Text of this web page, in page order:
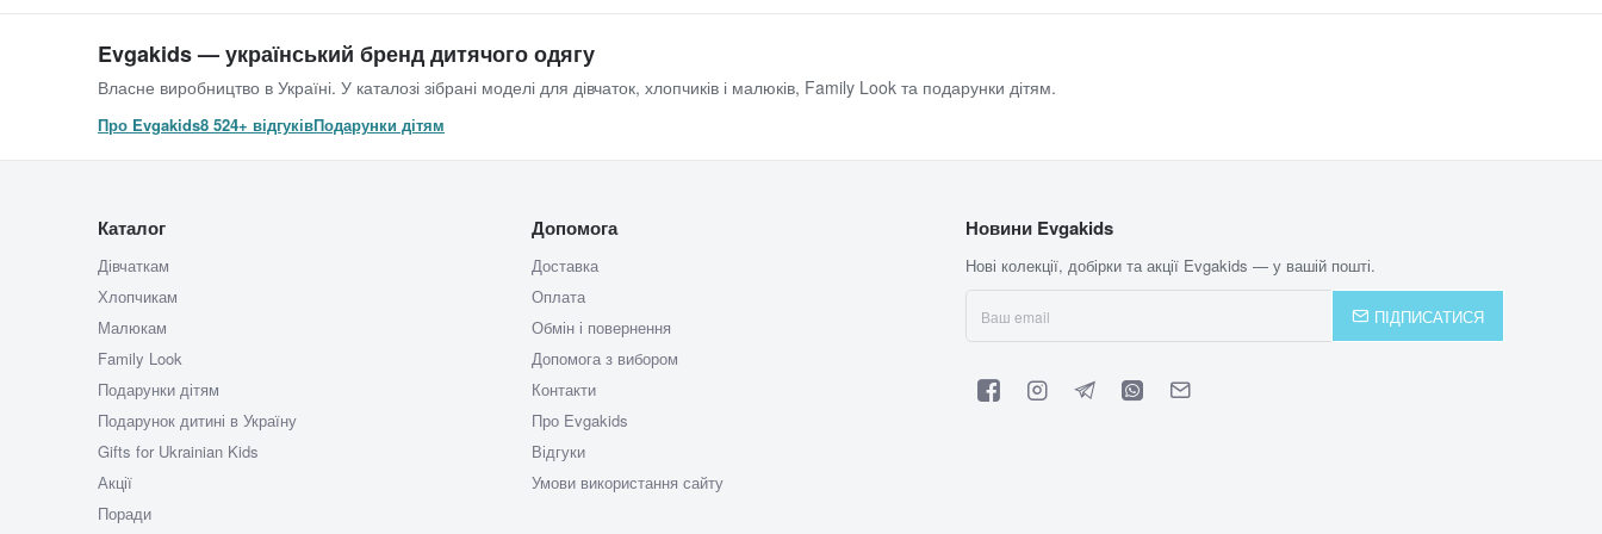
Evgakids — український бренд дитячого одягу
Власне виробництво в Україні. У каталозі зібрані моделі для дівчаток, хлопчиків і малюків, Family Look та подарунки дітям.
Про Evgakids8 524+ відгуківПодарунки дітям
Каталог
Дівчаткам
Хлопчикам
Малюкам
Family Look
Подарунки дітям
Подарунок дитині в Україну
Gifts for Ukrainian Kids
Акції
Поради
Допомога
Доставка
Оплата
Обмін і повернення
Допомога з вибором
Контакти
Про Evgakids
Відгуки
Умови використання сайту
Новини Evgakids
Нові колекції, добірки та акції Evgakids — у вашій пошті.
ПІДПИСАТИСЯ